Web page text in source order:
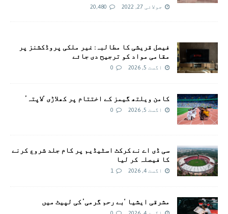
جولائی 27, 2022 20,480
فیصل قریشی کا مطالبہ: غیر ملکی پروڈکشنز پر
مقامی مواد کو ترجیح دی جائے
اگست 5, 2026 0
کامن ویلتھ گیمز کے اختتام پر کھلاڑی ‘لاپتہ’
اگست 5, 2026 0
سی ڈی اے نے کرکٹ اسٹیڈیم پر کام جلد شروع کرنے
کا فیصلہ کر لیا
اگست 4, 2026 1
مشرقی ایشیا ‘بے رحم گرمی’ کی لپیٹ میں